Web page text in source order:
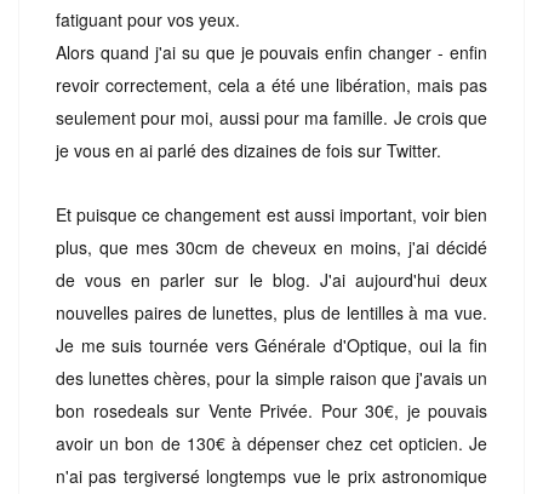
fatiguant pour vos yeux.
Alors quand j'ai su que je pouvais enfin changer - enfin
revoir correctement, cela a été une libération, mais pas
seulement pour moi, aussi pour ma famille. Je crois que
je vous en ai parlé des dizaines de fois sur Twitter.
Et puisque ce changement est aussi important, voir bien
plus, que mes 30cm de cheveux en moins, j'ai décidé
de vous en parler sur le blog. J'ai aujourd'hui deux
nouvelles paires de lunettes, plus de lentilles à ma vue.
Je me suis tournée vers Générale d'Optique, oui la fin
des lunettes chères, pour la simple raison que j'avais un
bon rosedeals sur Vente Privée. Pour 30€, je pouvais
avoir un bon de 130€ à dépenser chez cet opticien. Je
n'ai pas tergiversé longtemps vue le prix astronomique